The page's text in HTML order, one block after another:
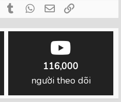
PinterestTumblrWhatsApp
Email
116,000
người theo dõi